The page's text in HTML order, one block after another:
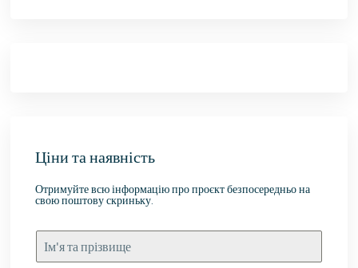
Ціни та наявність
Отримуйте всю інформацію про проєкт безпосередньо на
свою поштову скриньку.